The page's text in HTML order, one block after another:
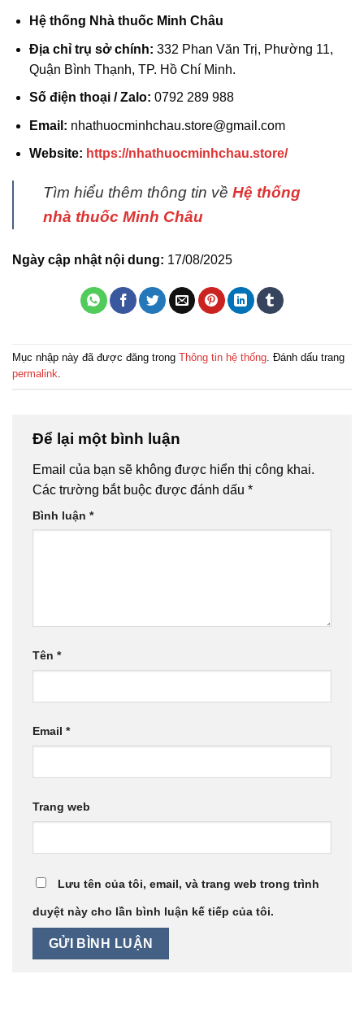
Hệ thống Nhà thuốc Minh Châu
Địa chỉ trụ sở chính: 332 Phan Văn Trị, Phường 11,
Quận Bình Thạnh, TP. Hồ Chí Minh.
Số điện thoại / Zalo: 0792 289 988
Email: nhathuocminhchau.store@gmail.com
Website: https://nhathuocminhchau.store/
Tìm hiểu thêm thông tin về Hệ thống
nhà thuốc Minh Châu
Ngày cập nhật nội dung: 17/08/2025
Mục nhập này đã được đăng trong Thông tin hệ thống. Đánh dấu trang
permalink.
Để lại một bình luận
Email của bạn sẽ không được hiển thị công khai.
Các trường bắt buộc được đánh dấu *
Bình luận *
Tên *
Email *
Trang web
Lưu tên của tôi, email, và trang web trong trình
duyệt này cho lần bình luận kế tiếp của tôi.